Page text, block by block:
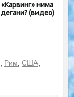
«Карвинг» нима
дегани? (видео)
Рим США,